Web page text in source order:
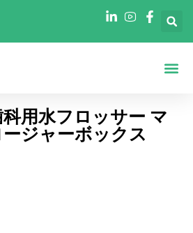
用水フロッサー マ
ジャーボックス